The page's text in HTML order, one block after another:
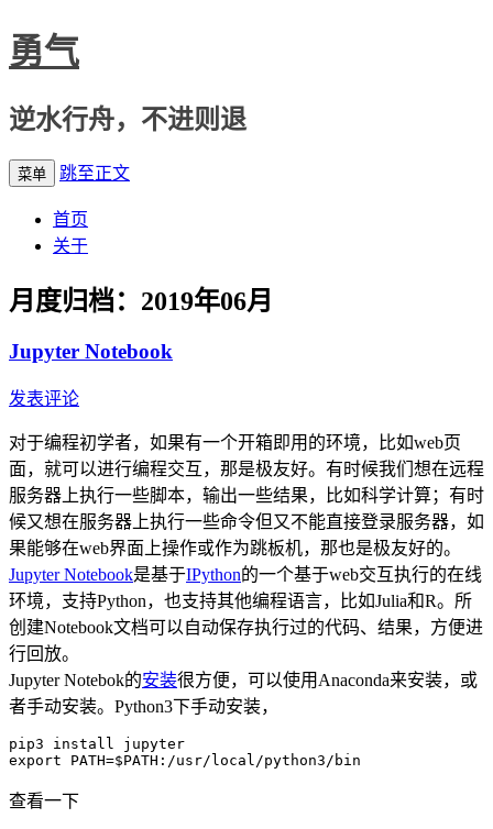
勇气
逆水行舟，不进则退
菜单 跳至正文
首页
关于
月度归档： 2019年06月
Jupyter Notebook
发表评论
对于编程初学者，如果有一个开箱即用的环境，比如web页
面，就可以进行编程交互，那是极友好。有时候我们想在远程
服务器上执行一些脚本，输出一些结果，比如科学计算；有时
候又想在服务器上执行一些命令但又不能直接登录服务器，如
果能够在web界面上操作或作为跳板机，那也是极友好的。
Jupyter Notebook是基于IPython的一个基于web交互执行的在线
环境，支持Python，也支持其他编程语言，比如Julia和R。所
创建Notebook文档可以自动保存执行过的代码、结果，方便进
行回放。
Jupyter Notebok的安装很方便，可以使用Anaconda来安装，或
者手动安装。Python3下手动安装，
pip3 install jupyter
查看一下